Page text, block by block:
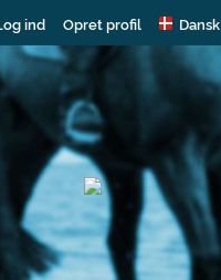
ind Opret profil Dansk